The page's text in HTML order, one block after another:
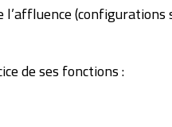
de ses fonctions :